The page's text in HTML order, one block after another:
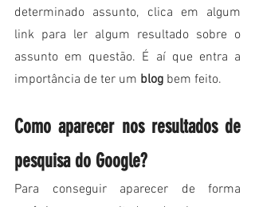
determinado assunto, clica em algum
link para ler algum resultado sobre o
assunto em questão. É aí que entra a
importância de ter um blog bem feito.
Como aparecer nos resultados de
pesquisa do Google?
Para conseguir aparecer de forma